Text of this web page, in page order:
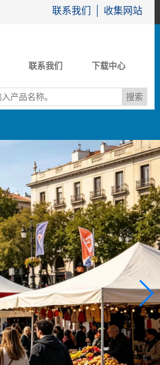
联系我们 收集网站
联系我们 下载中心